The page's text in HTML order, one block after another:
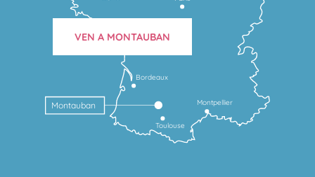
Toulouse
Montpellier
Bordeaux
Montauban
VEN A MONTAUBAN